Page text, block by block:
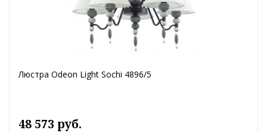
Люстра Odeon Light Sochi 4896/5
48 573 руб.